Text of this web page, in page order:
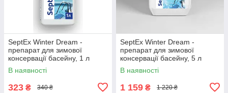
SeptEx Winter Dream -
препарат для зимової
консервації басейну, 1 л
В наявності
323 ₴ 340 ₴
SeptEx Winter Dream -
препарат для зимової
консервації басейну, 5 л
В наявності
1 159 ₴ 1 220 ₴